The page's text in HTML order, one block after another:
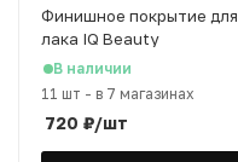
Финишное покрытие для
лака IQ Beauty
PROLAC+bioceamics
глянцевое с поталью, 12,5
В наличии
11 шт - в 7 магазинах
720 ₽/шт